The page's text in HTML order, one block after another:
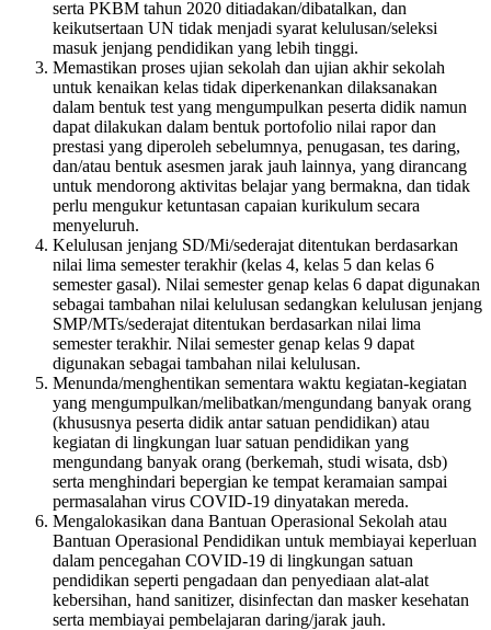
serta PKBM tahun 2020 ditiadakan/dibatalkan, dan
keikutsertaan UN tidak menjadi syarat kelulusan/seleksi
masuk jenjang pendidikan yang lebih tinggi.
Memastikan proses ujian sekolah dan ujian akhir sekolah
untuk kenaikan kelas tidak diperkenankan dilaksanakan
dalam bentuk test yang mengumpulkan peserta didik namun
dapat dilakukan dalam bentuk portofolio nilai rapor dan
prestasi yang diperoleh sebelumnya, penugasan, tes daring,
dan/atau bentuk asesmen jarak jauh lainnya, yang dirancang
untuk mendorong aktivitas belajar yang bermakna, dan tidak
perlu mengukur ketuntasan capaian kurikulum secara
menyeluruh.
Kelulusan jenjang SD/Mi/sederajat ditentukan berdasarkan
nilai lima semester terakhir (kelas 4, kelas 5 dan kelas 6
semester gasal). Nilai semester genap kelas 6 dapat digunakan
sebagai tambahan nilai kelulusan sedangkan kelulusan jenjang
SMP/MTs/sederajat ditentukan berdasarkan nilai lima
semester terakhir. Nilai semester genap kelas 9 dapat
digunakan sebagai tambahan nilai kelulusan.
Menunda/menghentikan sementara waktu kegiatan-kegiatan
yang mengumpulkan/melibatkan/mengundang banyak orang
(khususnya peserta didik antar satuan pendidikan) atau
kegiatan di lingkungan luar satuan pendidikan yang
mengundang banyak orang (berkemah, studi wisata, dsb)
serta menghindari bepergian ke tempat keramaian sampai
permasalahan virus COVID-19 dinyatakan mereda.
Mengalokasikan dana Bantuan Operasional Sekolah atau
Bantuan Operasional Pendidikan untuk membiayai keperluan
dalam pencegahan COVID-19 di lingkungan satuan
pendidikan seperti pengadaan dan penyediaan alat-alat
kebersihan, hand sanitizer, disinfectan dan masker kesehatan
serta membiayai pembelajaran daring/jarak jauh.